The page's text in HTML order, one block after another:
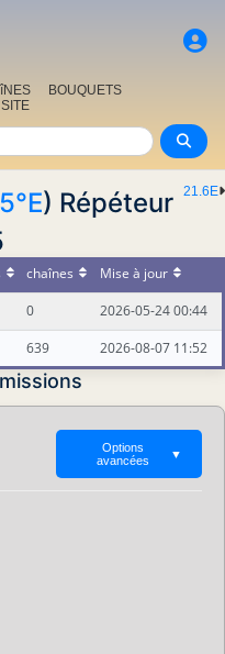
BOUQUETS
21.6E
) Répéteur
chaînes
Mise à jour
0
2026-05-24 00:44
639 2026-08-07 11:52
Options
avancées
▼